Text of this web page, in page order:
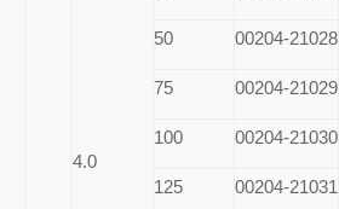
4.0
50 00204-21028
75 00204-21029
100 00204-21030
125 00204-21031